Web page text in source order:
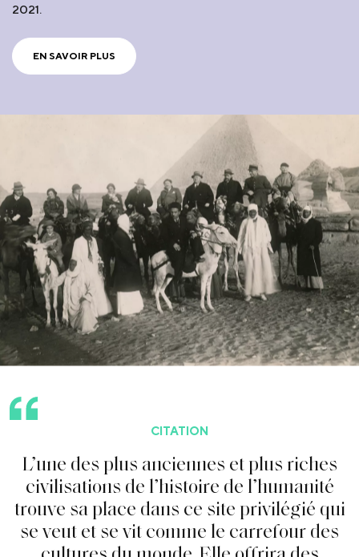
2021.
EN SAVOIR PLUS
CITATION
L’une des plus anciennes et plus riches
civilisations de l’histoire de l’humanité
trouve sa place dans ce site privilégié qui
seveutetsevitcomme le carrefourdes